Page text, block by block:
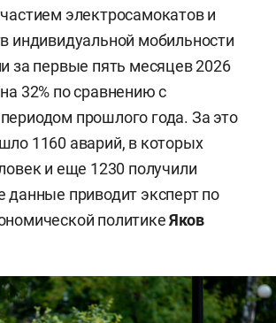
электросамокатов и
индивидуальной мобильности
за первые пять месяцев 2026
32% по сравнению с
прошлого года. За это
1160 аварий, в которых
и еще 1230 получили
данные приводит эксперт по
политикеЯков